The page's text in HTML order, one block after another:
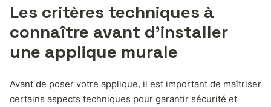
Les critères techniques à
connaître avant d’installer
une applique murale
Avant de poser votre applique, il est important de maîtriser
certains aspects techniques pour garantir sécurité et